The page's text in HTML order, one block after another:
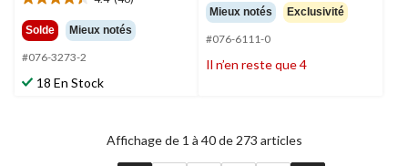
4.4
étoile(s)
sur
5.
46
évaluations
Solde Mieux notés
#076-3273-2
18 En Stock
étoile(s)
sur
5.
34
évaluations
Mieux notés Exclusivité
#076-6111-0
Il n’en reste que 4
Affichage de 1 à 40 de 273 articles